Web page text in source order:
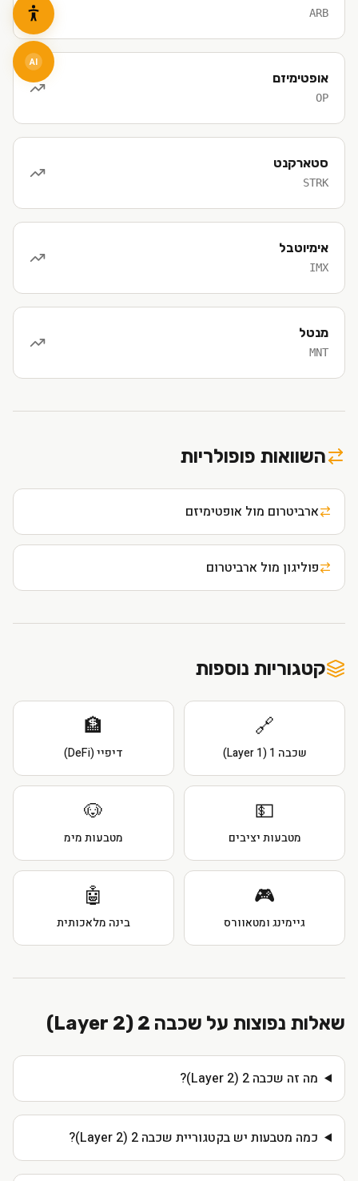
ARB
אופטימיזם
OP
סטארקנט
STRK
אימיוטבל
IMX
מנטל
MNT
השוואות פופולריות
ארביטרום מול אופטימיזם
פוליגון מול ארביטרום
קטגוריות נוספות
🔗
שכבה 1 (Layer 1)
🏦
דיפיי (DeFi)
💵
מטבעות יציבים
🐶
מטבעות מימ
🎮
גיימינג ומטאוורס
🤖
בינה מלאכותית
שאלות נפוצות על שכבה 2 (Layer 2)
מה זה שכבה 2 (Layer 2)?
כמה מטבעות יש בקטגוריית שכבה 2 (Layer 2)?
AI